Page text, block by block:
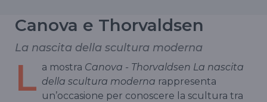
Canova e Thorvaldsen
La nascita della scultura moderna
L a mostra Canova - Thorvaldsen La nascita
della scultura moderna rappresenta
un’occasione per conoscere la scultura tra